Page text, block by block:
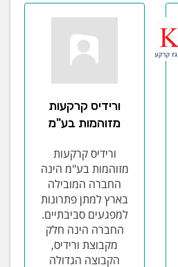
ורידיס קרקעות
מזוהמות בע"מ
ורידיס קרקעות
מזוהמות בע"מ הינה
החברה המובילה
בארץ למתן פתרונות
למפגעים סביבתיים.
החברה הינה חלק
מקבוצת ורידיס,
הקבוצה הגדולה